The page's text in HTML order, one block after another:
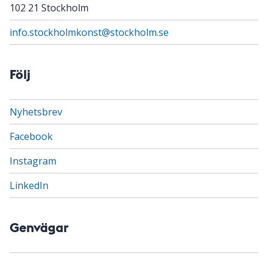
102 21 Stockholm
info.stockholmkonst@stockholm.se
Följ
Nyhetsbrev
Facebook
Instagram
LinkedIn
Genvägar